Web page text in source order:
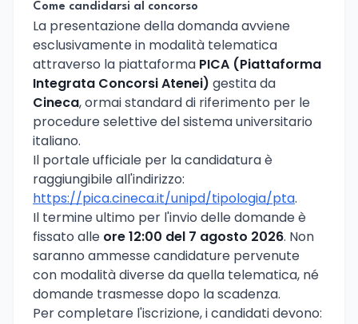
Come candidarsi al concorso
La presentazione della domanda avviene
esclusivamente in modalità telematica
attraverso la piattaforma PICA (Piattaforma
Integrata Concorsi Atenei) gestita da
Cineca, ormai standard di riferimento per le
procedure selettive del sistema universitario
italiano.
Il portale ufficiale per la candidatura è
raggiungibile all'indirizzo:
https://pica.cineca.it/unipd/tipologia/pta.
Il termine ultimo per l'invio delle domande è
fissato alle ore 12:00 del 7 agosto 2026. Non
saranno ammesse candidature pervenute
con modalità diverse da quella telematica, né
domande trasmesse dopo la scadenza.
Per completare l'iscrizione, i candidati devono: